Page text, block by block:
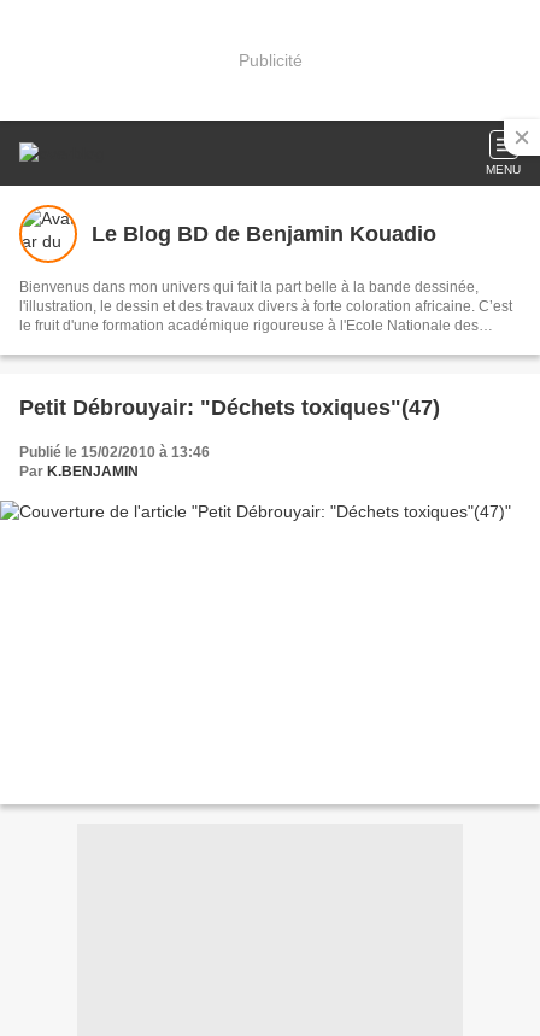
Publicité
MENU
Le Blog BD de Benjamin Kouadio
Bienvenus dans mon univers qui fait la part belle à la bande dessinée,
l'illustration, le dessin et des travaux divers à forte coloration africaine. C’est
le fruit d'une formation académique rigoureuse à l'Ecole Nationale des
prédilection sont les faits de société (corruption, cupidité, injustice, sida,
esprit familial, etc.).
Petit Débrouyair: "Déchets toxiques"(47)
Publié le 15/02/2010 à 13:46
Par K.BENJAMIN